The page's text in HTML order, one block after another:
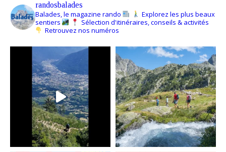
randosbalades
Balades, le magazine rando
Explorez les plus beaux
sentiers
Sélection d'itinéraires, conseils & activités
Retrouvez nos numéros